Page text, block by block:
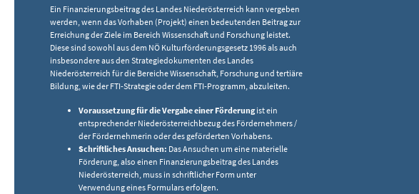
Ein Finanzierungsbeitrag des Landes Niederösterreich kann vergeben
werden, wenn das Vorhaben (Projekt) einen bedeutenden Beitrag zur
Erreichung der Ziele im Bereich Wissenschaft und Forschung leistet.
Diese sind sowohl aus dem NÖ Kulturförderungsgesetz 1996 als auch
insbesondere aus den Strategiedokumenten des Landes
Niederösterreich für die Bereiche Wissenschaft, Forschung und tertiäre
Bildung, wie der FTI-Strategie oder dem FTI-Programm, abzuleiten.
Voraussetzung für die Vergabe einer Förderungist ein
entsprechender Niederösterreichbezug des Fördernehmers /
der Fördernehmerin oder des geförderten Vorhabens.
Schriftliches Ansuchen: Das Ansuchen um eine materielle
Förderung, also einen Finanzierungsbeitrag des Landes
Niederösterreich, muss in schriftlicher Form unter
Verwendung eines Formulars erfolgen.